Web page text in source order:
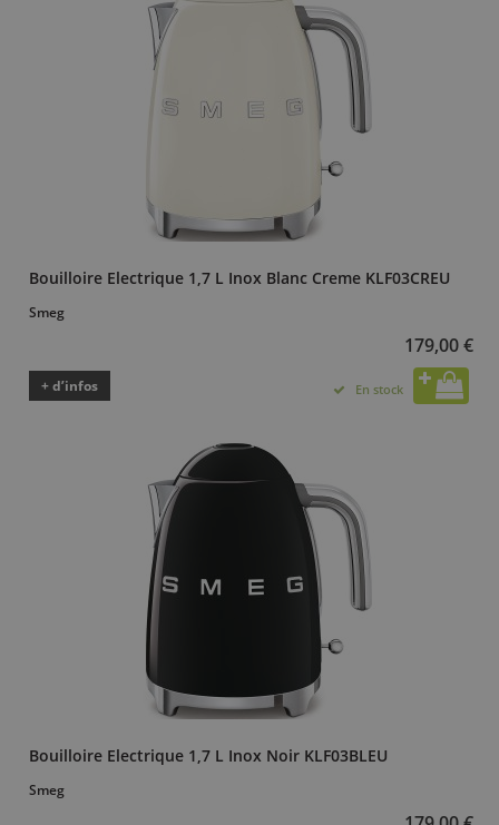
Bouilloire Electrique 1,7 L Inox Blanc Creme KLF03CREU
Smeg
179,00 €
+ d’infos En stock
Bouilloire Electrique 1,7 L Inox Noir KLF03BLEU
Smeg